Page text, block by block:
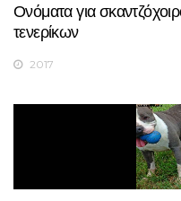
Ονόματα για
τενερίκων
2017